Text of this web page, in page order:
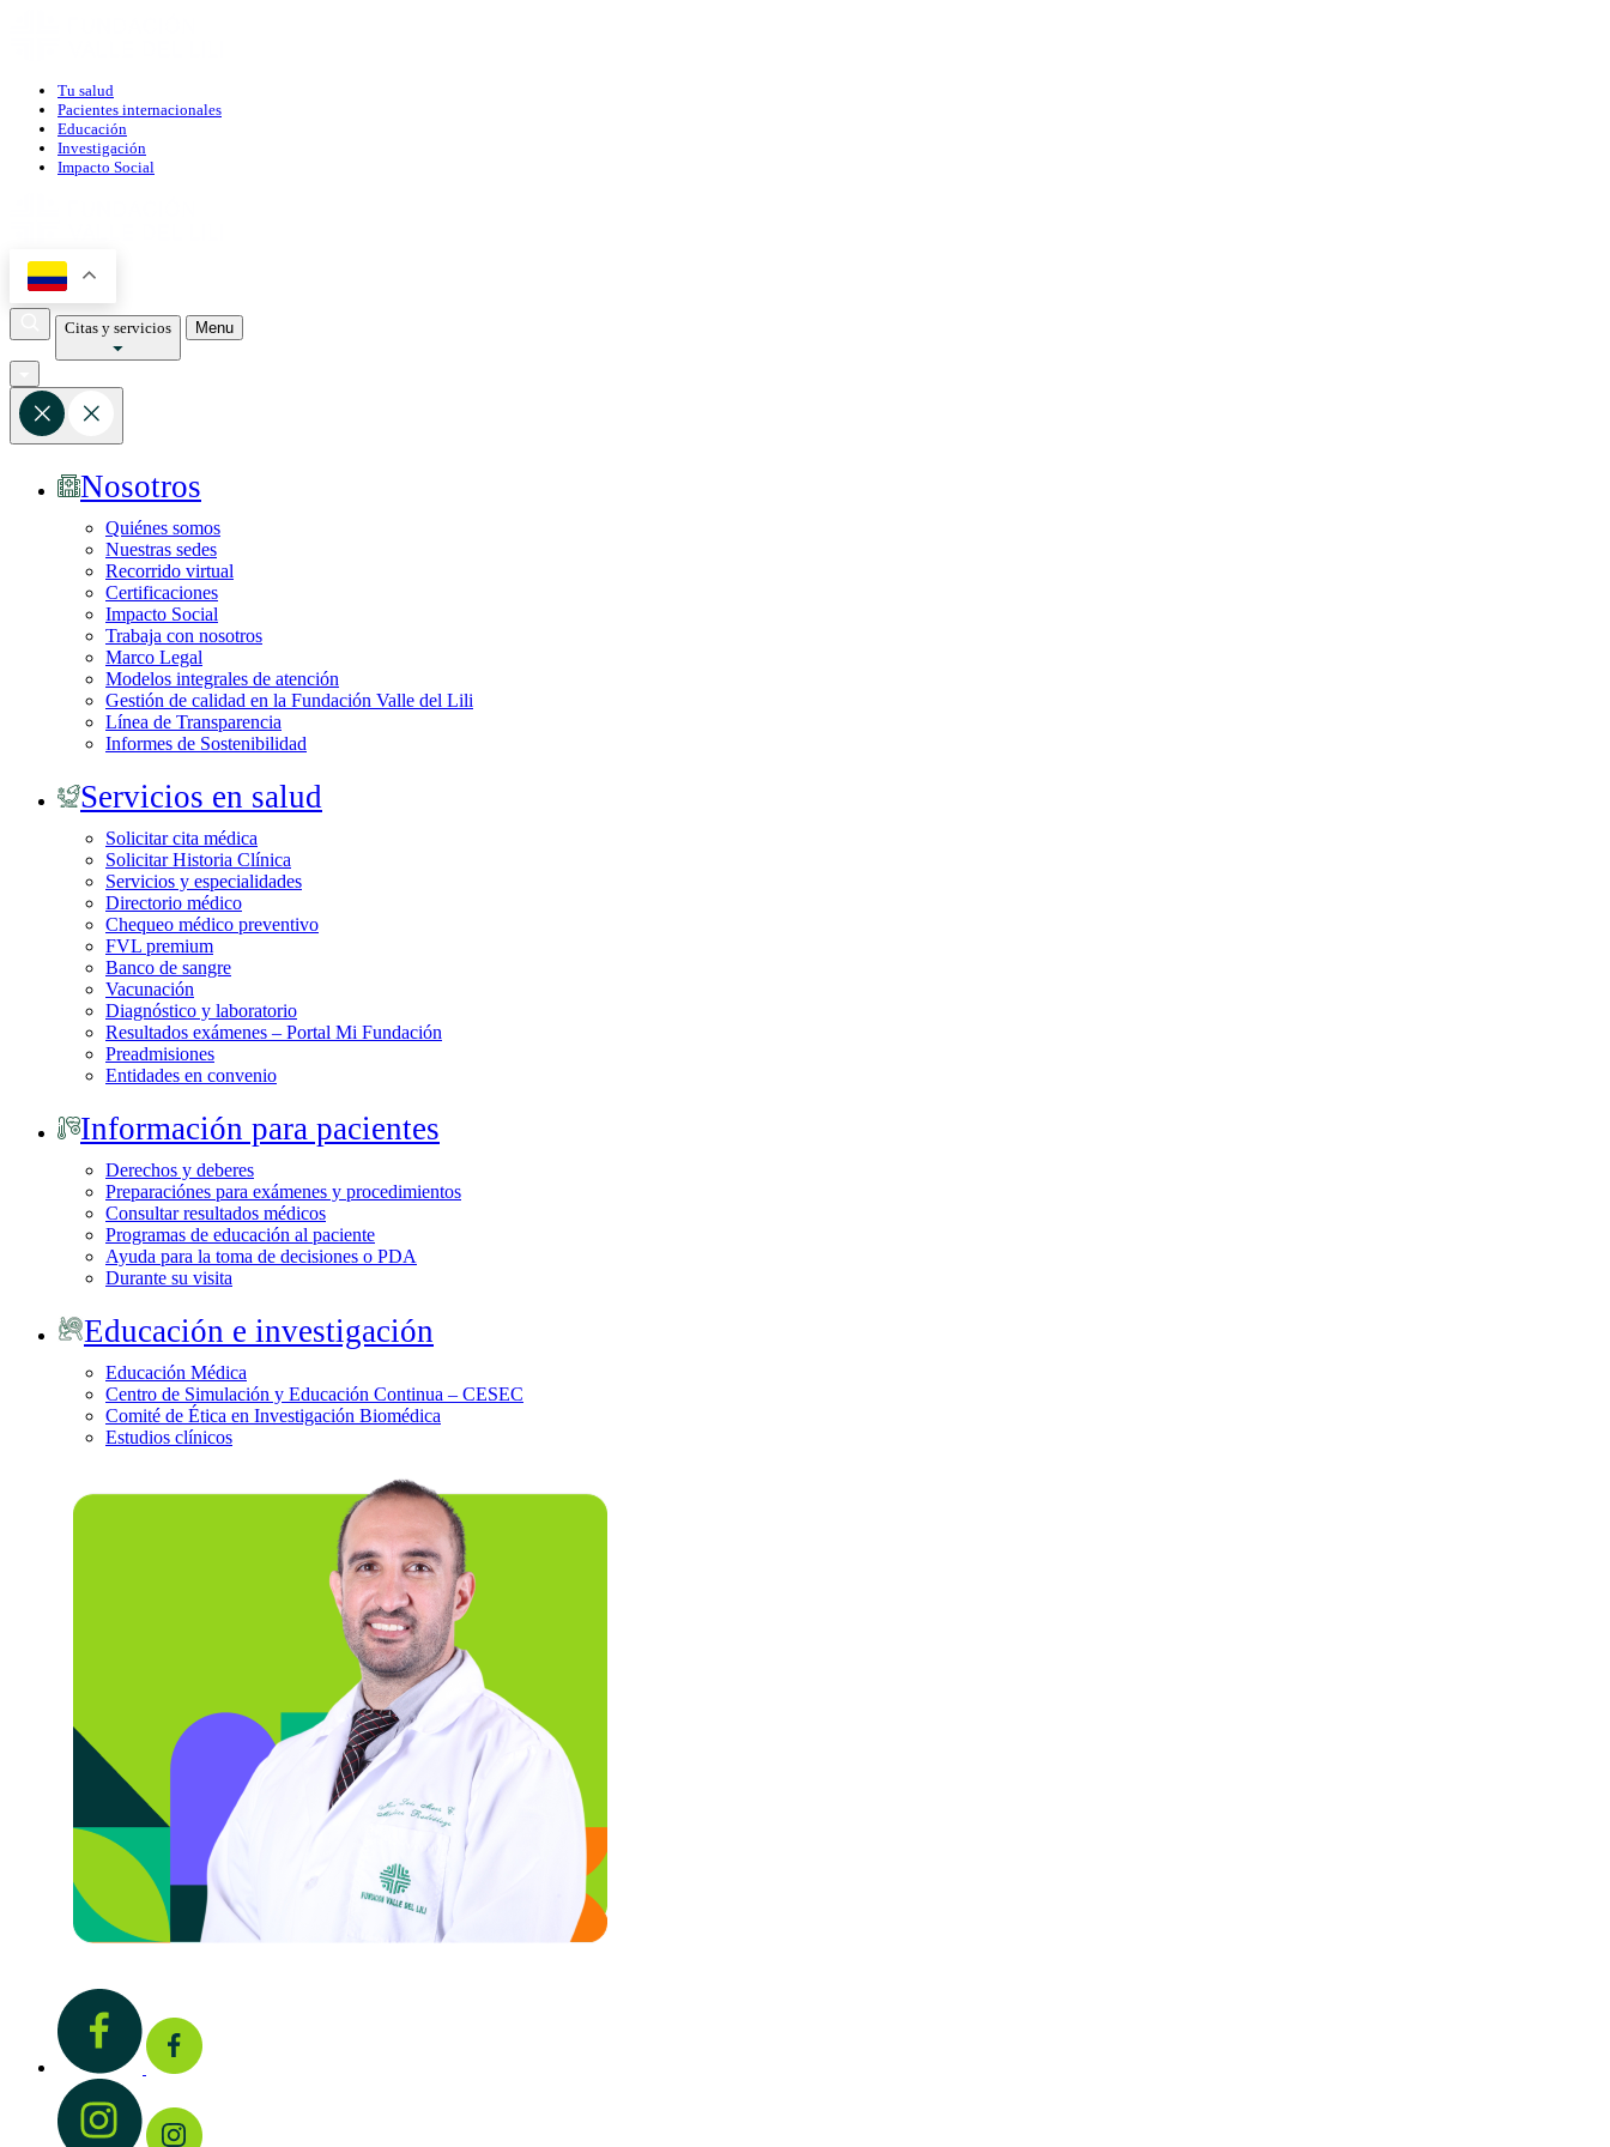
Tu salud
Pacientes internacionales
Educación
Investigación
Impacto Social
Citas y servicios Menu
Nosotros
Quiénes somos
Nuestras sedes
Recorrido virtual
Certificaciones
Impacto Social
Trabaja con nosotros
Marco Legal
Modelos integrales de atención
Gestión de calidad en la Fundación Valle del Lili
Línea de Transparencia
Informes de Sostenibilidad
Servicios en salud
Solicitar cita médica
Solicitar Historia Clínica
Servicios y especialidades
Directorio médico
Chequeo médico preventivo
FVL premium
Banco de sangre
Vacunación
Diagnóstico y laboratorio
Resultados exámenes – Portal Mi Fundación
Preadmisiones
Entidades en convenio
Información para pacientes
Derechos y deberes
Preparaciónes para exámenes y procedimientos
Consultar resultados médicos
Programas de educación al paciente
Ayuda para la toma de decisiones o PDA
Durante su visita
Educación e investigación
Educación Médica
Centro de Simulación y Educación Continua – CESEC
Comité de Ética en Investigación Biomédica
Estudios clínicos